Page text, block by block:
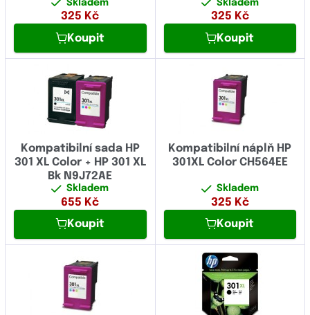
Skladem
325 Kč
Koupit
Skladem
325 Kč
Koupit
Kompatibilní sada HP
301 XL Color + HP 301 XL
Bk N9J72AE
Skladem
655 Kč
Koupit
Kompatibilní náplň HP
301XL Color CH564EE
Skladem
325 Kč
Koupit